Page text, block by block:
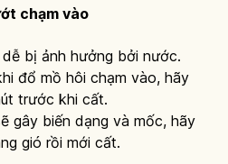
chạm vào
bị ảnh hưởng bởi nước.
đổ mồ hôi chạm vào, hãy
trước khi cất.
gây biến dạng và mốc, hãy
gió rồi mới cất.